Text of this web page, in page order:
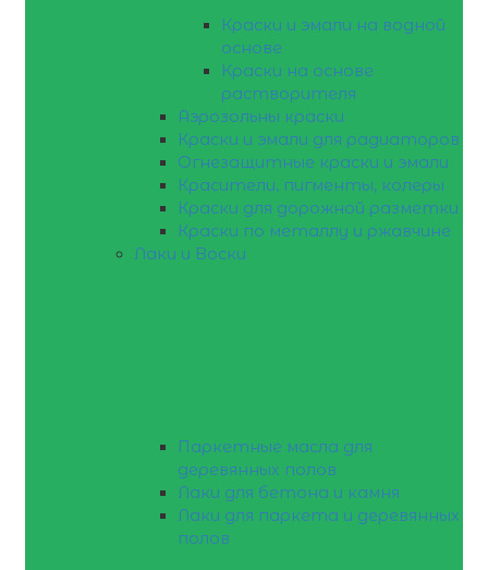
Краски и эмали на водной
основе
Краски на основе
растворителя
Аэрозольны краски
Краски и эмали для радиаторов
Огнезащитные краски и эмали
Красители, пигменты, колеры
Краски для дорожной разметки
Краски по металлу и ржавчине
Лаки и Воски
Паркетные масла для
деревянных полов
Лаки для бетона и камня
Лаки для паркета и деревянных
полов